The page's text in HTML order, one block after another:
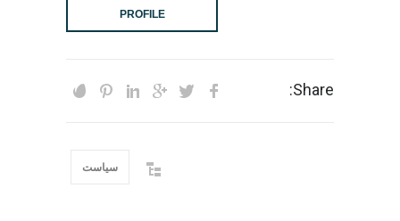
PROFILE
Share:
سیاست